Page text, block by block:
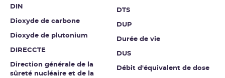
DIN
Dioxyde de carbone
Dioxyde de plutonium
DIRECCTE
Direction générale de la
sûreté nucléaire et de la
DTS
DUP
Durée de vie
DUS
Débit d'équivalent de dose